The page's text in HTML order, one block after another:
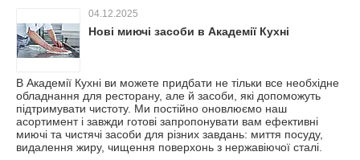
04.12.2025
Нові миючі засоби в Академії Кухні
В Академії Кухні ви можете придбати не тільки все необхідне
обладнання для ресторану, але й засоби, які допоможуть
підтримувати чистоту. Ми постійно оновлюємо наш
асортимент і завжди готові запропонувати вам ефективні
миючі та чистячі засоби для різних завдань: миття посуду,
видалення жиру, чищення поверхонь з нержавіючої сталі.